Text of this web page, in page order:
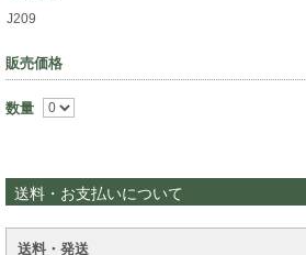
J209
販売価格
数量
送料・お支払いについて
送料・発送